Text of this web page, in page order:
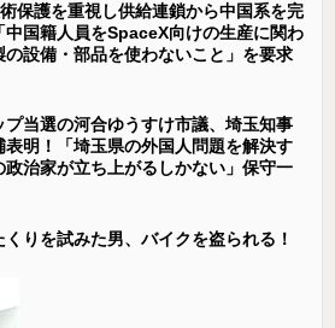
保護を重視し供給連鎖から中国系を完
国籍人員をSpaceX向けの生産に関わ
の設備・部品を使わないこと」を要求
当選の河合ゆうすけ市議、埼玉知事
明！「埼玉県の外国人問題を解決す
治家が立ち上がるしかない」保守一
くりを試みた男、バイクを盗られる！